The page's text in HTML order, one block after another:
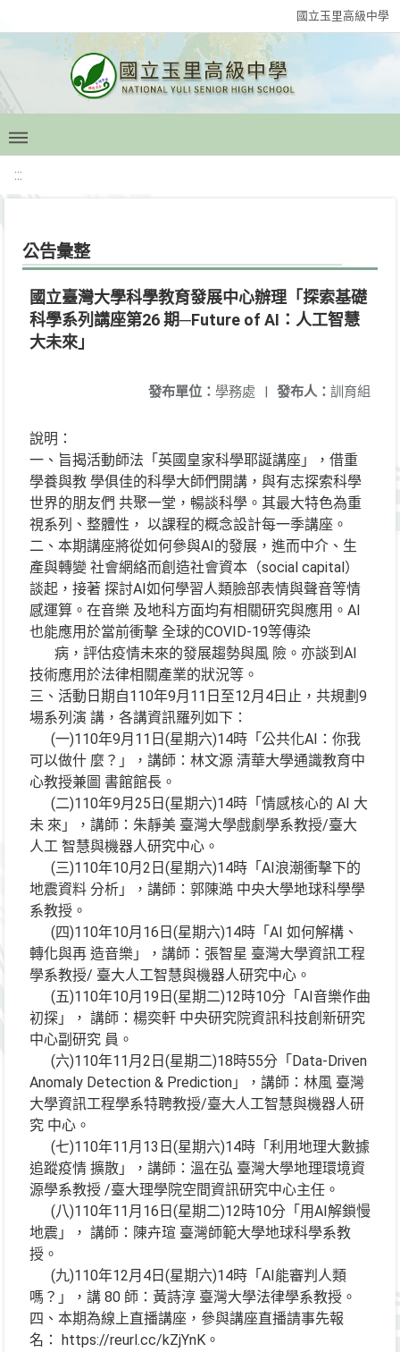
國立玉里高級中學
:::
公告彙整
國立臺灣大學科學教育發展中心辦理「探索基礎
科學系列講座第26 期─Future of AI：人工智慧
大未來」
發布人： 訓育組
發布單位： 學務處 |
說明：
一、旨揭活動師法「英國皇家科學耶誕講座」，借重
學養與教 學俱佳的科學大師們開講，與有志探索科學
世界的朋友們 共聚一堂，暢談科學。其最大特色為重
視系列、整體性， 以課程的概念設計每一季講座。
二、本期講座將從如何參與AI的發展，進而中介、生
產與轉變 社會網絡而創造社會資本（social capital）
談起，接著 探討AI如何學習人類臉部表情與聲音等情
感運算。在音樂 及地科方面均有相關研究與應用。AI
也能應用於當前衝擊 全球的COVID-19等傳染
病，評估疫情未來的發展趨勢與風 險。亦談到AI
技術應用於法律相關產業的狀況等。
三、活動日期自110年9月11日至12月4日止，共規劃9
場系列演 講，各講資訊羅列如下：
(一)110年9月11日(星期六)14時「公共化AI：你我
可以做什 麼？」，講師：林文源 清華大學通識教育中
心教授兼圖 書館館長。
(二)110年9月25日(星期六)14時「情感核心的 AI 大
未 來」，講師：朱靜美 臺灣大學戲劇學系教授/臺大
人工 智慧與機器人研究中心。
(三)110年10月2日(星期六)14時「AI浪潮衝擊下的
地震資料 分析」，講師：郭陳澔 中央大學地球科學學
系教授。
(四)110年10月16日(星期六)14時「AI 如何解構、
轉化與再 造音樂」，講師：張智星 臺灣大學資訊工程
學系教授/ 臺大人工智慧與機器人研究中心。
(五)110年10月19日(星期二)12時10分「AI音樂作曲
初探」， 講師：楊奕軒 中央研究院資訊科技創新研究
中心副研究 員。
(六)110年11月2日(星期二)18時55分「Data-Driven
Anomaly Detection & Prediction」，講師：林風 臺灣
大學資訊工程學系特聘教授/臺大人工智慧與機器人研
究 中心。
(七)110年11月13日(星期六)14時「利用地理大數據
追蹤疫情 擴散」，講師：溫在弘 臺灣大學地理環境資
源學系教授 /臺大理學院空間資訊研究中心主任。
(八)110年11月16日(星期二)12時10分「用AI解鎖慢
地震」， 講師：陳卉瑄 臺灣師範大學地球科學系教
授。
(九)110年12月4日(星期六)14時「AI能審判人類
嗎？」，講 80 師：黃詩淳 臺灣大學法律學系教授。
四、本期為線上直播講座，參與講座直播請事先報
名： https://reurl.cc/kZjYnK。